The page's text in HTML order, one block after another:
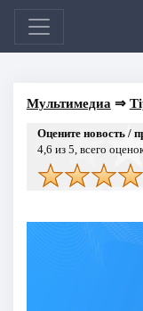
Мультимедиа ⇒
Оцените новость /
4,6 из 5, всего